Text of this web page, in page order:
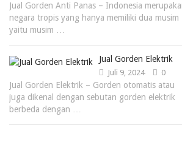
Jual Gorden Anti Panas – Indonesia
negara tropis yang hanya memiliki dua musim
yaitu musim …
Jual Gorden Elektrik
Juli 9, 2024 0
Jual Gorden Elektrik – Gorden otomatis atau
juga dikenal dengan sebutan gorden elektrik
berbeda dengan …